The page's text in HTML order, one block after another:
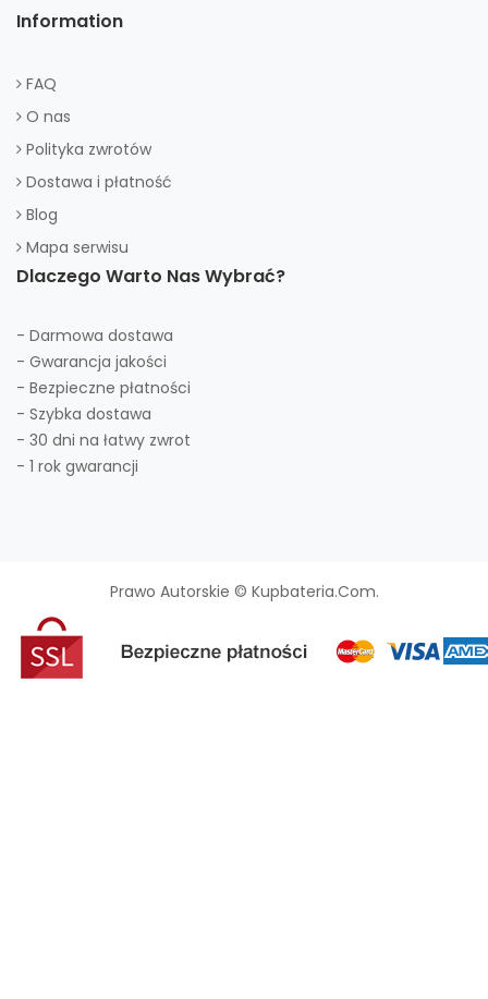
Information
FAQ
O nas
Polityka zwrotów
Dostawa i płatność
Blog
Mapa serwisu
Dlaczego Warto Nas Wybrać?
- Darmowa dostawa
- Gwarancja jakości
- Bezpieczne płatności
- Szybka dostawa
- 30 dni na łatwy zwrot
- 1 rok gwarancji
Prawo Autorskie © Kupbateria.com.